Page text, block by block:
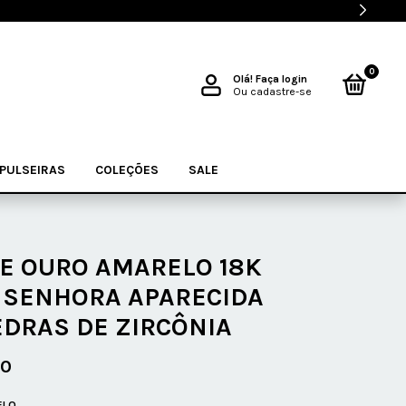
Olá! Faça login
Ou cadastre-se
0
COLEÇÕES SALE
OURO AMARELO 18K
APARECIDA
DE ZIRCÔNIA